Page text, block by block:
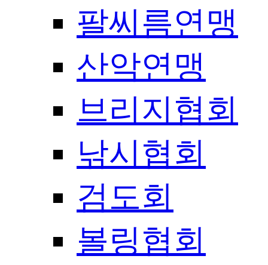
팔씨름연맹
산악연맹
브리지협회
낚시협회
검도회
볼링협회